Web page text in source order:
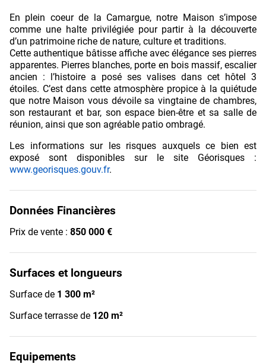
En plein coeur de la Camargue, notre Maison s’impose
comme une halte privilégiée pour partir à la découverte
d’un patrimoine riche de nature, culture et traditions.
Cette authentique bâtisse affiche avec élégance ses pierres
apparentes. Pierres blanches, porte en bois massif, escalier
ancien : l’histoire a posé ses valises dans cet hôtel 3
étoiles. C’est dans cette atmosphère propice à la quiétude
que notre Maison vous dévoile sa vingtaine de chambres,
son restaurant et bar, son espace bien-être et sa salle de
réunion, ainsi que son agréable patio ombragé.
Les informations sur les risques auxquels ce bien est
exposé sont disponibles sur le site Géorisques :
www.georisques.gouv.fr.
Données Financières
Prix de vente : 850 000 €
Surfaces et longueurs
Surface de 1 300 m²
Surface terrasse de 120 m²
Equipements